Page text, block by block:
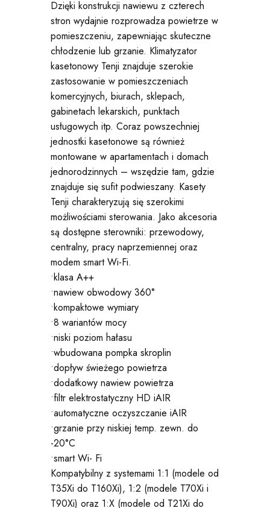
Dzięki konstrukcji nawiewu z czterech
stron wydajnie rozprowadza powietrze w
pomieszczeniu, zapewniając skuteczne
chłodzenie lub grzanie. Klimatyzator
kasetonowy Tenji znajduje szerokie
zastosowanie w pomieszczeniach
komercyjnych, biurach, sklepach,
gabinetach lekarskich, punktach
usługowych itp. Coraz powszechniej
jednostki kasetonowe są również
montowane w apartamentach i domach
jednorodzinnych – wszędzie tam, gdzie
znajduje się sufit podwieszany. Kasety
Tenji charakteryzują się szerokimi
możliwościami sterowania. Jako akcesoria
są dostępne sterowniki: przewodowy,
centralny, pracy naprzemiennej oraz
modem smart Wi-Fi.
•klasa A++
•nawiew obwodowy 360°
•kompaktowe wymiary
•8 wariantów mocy
•niski poziom hałasu
•wbudowana pompka skroplin
•dopływ świeżego powietrza
•dodatkowy nawiew powietrza
•filtr elektrostatyczny HD iAIR
•automatyczne oczyszczanie iAIR
•grzanie przy niskiej temp. zewn. do
-20°C
•smart Wi- Fi
Kompatybilny z systemami 1:1 (modele od
T35Xi do T160Xi), 1:2 (modele T70Xi i
T90Xi) oraz 1:X (modele od T21Xi do